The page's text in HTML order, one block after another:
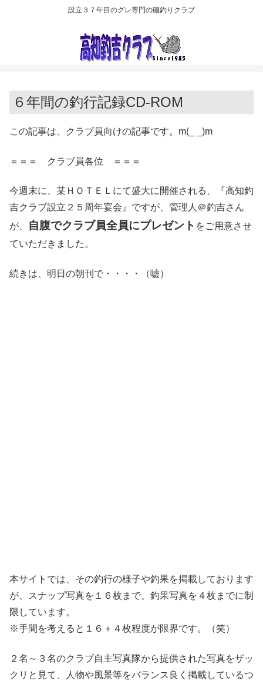
設立３７年目のグレ専門の磯釣りクラブ
６年間の釣行記録CD-ROM
この記事は、クラブ員向けの記事です。m(_ _)m
＝＝＝ クラブ員各位 ＝＝＝
今週末に、某ＨＯＴＥＬにて盛大に開催される、『高知釣
吉クラブ設立２５周年宴会』ですが、管理人＠釣吉さん
が、
自腹でクラブ員全員にプレゼント をご用意させ
ていただきました。
続きは、明日の朝刊で・・・・（嘘）
本サイトでは、その釣行の様子や釣果を掲載しております
が、スナップ写真を１６枚まで、釣果写真を４枚までに制
限しています。
※手間を考えると１６＋４枚程度が限界です。（笑）
２名～３名のクラブ自主写真隊から提供された写真をザッ
クリと見て、人物や風景等をバランス良く掲載しているつ